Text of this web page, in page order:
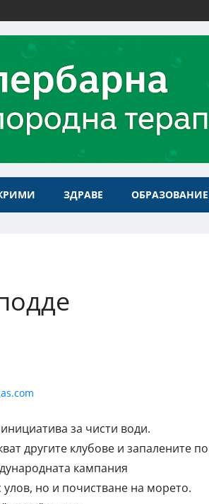
ЗДРАВЕ ОБРАЗОВАНИЕ
за чисти води.
другите клубове и запалените по
кампания
но и почистване на морето.